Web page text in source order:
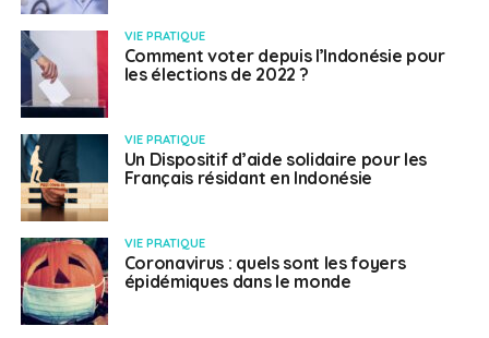
VIE PRATIQUE
Comment voter depuis l’Indonésie pour
les élections de 2022 ?
VIE PRATIQUE
Un Dispositif d’aide solidaire pour les
Français résidant en Indonésie
VIE PRATIQUE
Coronavirus : quels sont les foyers
épidémiques dans le monde